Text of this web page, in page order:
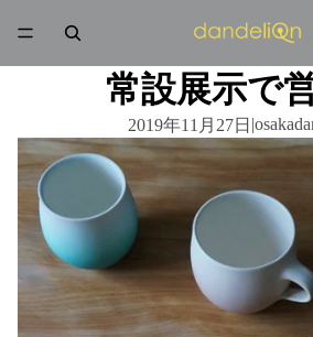
常設展示で
2019年11月27日 |